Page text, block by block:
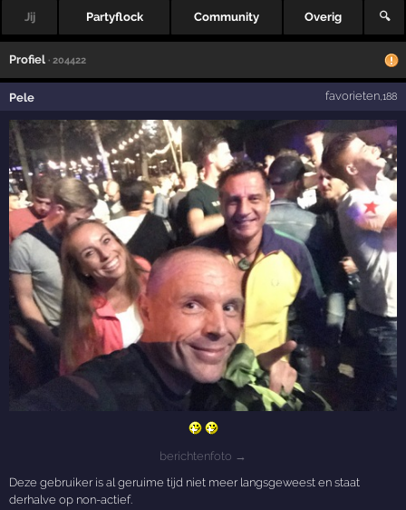
Jij Partyflock Community Overig 🔍
Profiel · 204422
Pele favorieten,188
berichtenfoto →
Deze gebruiker is al geruime tijd niet meer langsgeweest en staat
derhalve op non-actief.